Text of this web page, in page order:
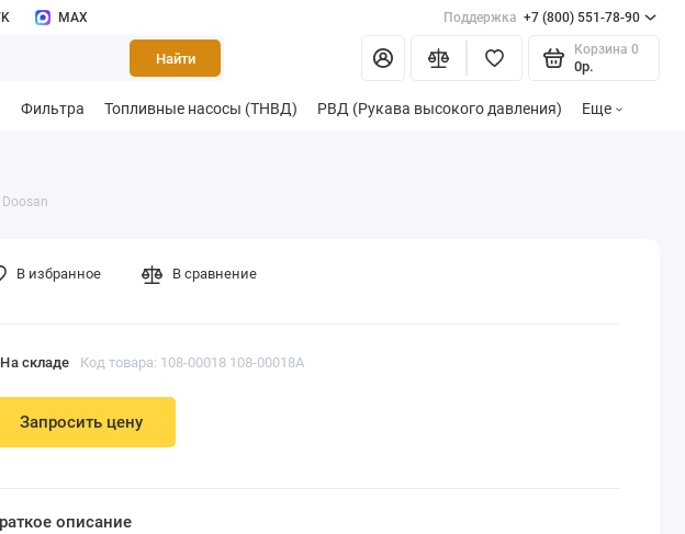
MAX Поддержка +7 (800) 551-78-90
Найти
Корзина 0
0р.
Фильтра Топливные насосы (ТНВД) РВД (Рукава высокого давления) Еще
На складе Код товара: 108-00018 108-00018A
Запросить цену
В избранное В сравнение
описание